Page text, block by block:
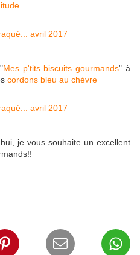
Mes p'tits biscuits gourmands" à
cordons bleu au chèvre
je vous souhaite un excellent